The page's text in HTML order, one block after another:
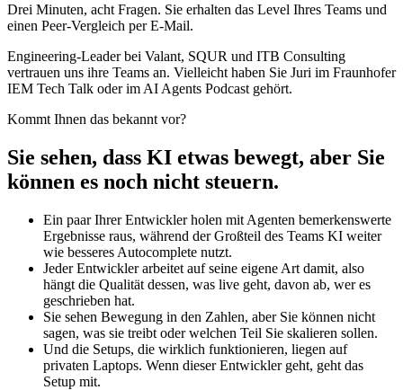
Drei Minuten, acht Fragen. Sie erhalten das Level Ihres Teams und
einen Peer-Vergleich per E-Mail.
Engineering-Leader bei Valant, SQUR und ITB Consulting
vertrauen uns ihre Teams an. Vielleicht haben Sie Juri im Fraunhofer
IEM Tech Talk oder im AI Agents Podcast gehört.
Kommt Ihnen das bekannt vor?
Sie sehen, dass KI etwas bewegt, aber Sie
können es noch nicht steuern.
Ein paar Ihrer Entwickler holen mit Agenten bemerkenswerte
Ergebnisse raus, während der Großteil des Teams KI weiter
wie besseres Autocomplete nutzt.
Jeder Entwickler arbeitet auf seine eigene Art damit, also
hängt die Qualität dessen, was live geht, davon ab, wer es
geschrieben hat.
Sie sehen Bewegung in den Zahlen, aber Sie können nicht
sagen, was sie treibt oder welchen Teil Sie skalieren sollen.
Und die Setups, die wirklich funktionieren, liegen auf
privaten Laptops. Wenn dieser Entwickler geht, geht das
Setup mit.